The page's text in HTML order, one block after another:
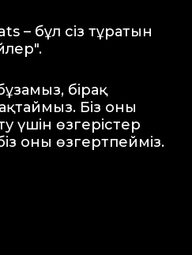
– бұл сіз тұратын
бірақ
Біз оны
үшін өзгерістер
оны өзгертпейміз.